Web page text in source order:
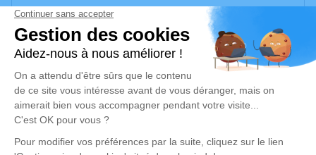
Nous vous invitons à utiliser cet espace pour laisser
vos condoléances, partager des photos souvenirs, une
anecdote ou exprimer vos pensées à travers des
poèmes ou des textes. Cet endroit est un lieu
d'expression dédié à honorer la mémoire de Guillaume
DURAND.